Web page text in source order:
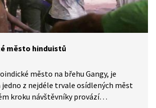
město hinduistů
město na břehu Gangy, je
jedno z nejdéle trvale osídlených měst
kroku návštěvníky provází